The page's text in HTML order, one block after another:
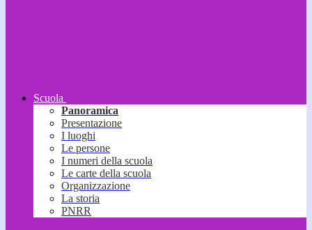
Scuola
Panoramica
Presentazione
I luoghi
Le persone
I numeri della scuola
Le carte della scuola
Organizzazione
La storia
PNRR